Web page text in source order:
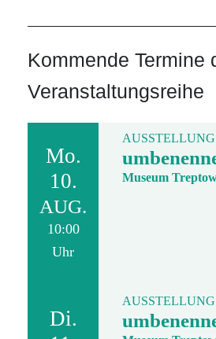
Kommende Termine
Veranstaltungsreihe
Mo.
10.
AUG.
10:00
Uhr
AUSSTELLUNG
Museum
Di.
AUSSTELLUNG